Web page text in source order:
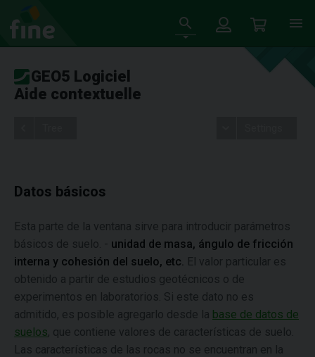
GEO5 Logiciel
Aide contextuelle
Datos básicos
Esta parte de la ventana sirve para introducir parámetros
básicos de suelo. - unidad de masa, ángulo de fricción
interna y cohesión del suelo, etc. El valor particular es
obtenido a partir de estudios geotécnicos o de
experimentos en laboratorios. Si este dato no es
admitido, es posible agregarlo desde la base de datos de
suelos, que contiene valores de características de suelo.
Las características de las rocas no se encuentran en la